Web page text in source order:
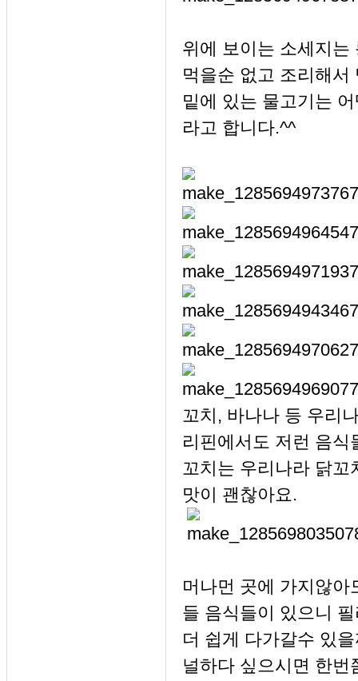
위에 보이는 소세지는
먹을순 없고 조리해서
밑에 있는 물고기는
라고 합니다.^^
꼬치, 바나나 등 우리
리핀에서도 저런 음
꼬치는 우리나라 닭꼬
맛이 괜찮아요.
머나먼 곳에 가지않
들 음식들이 있으니
더 쉽게 다가갈수 있
널하다 싶으시면 한번